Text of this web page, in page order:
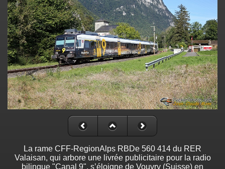
La rame CFF-RegionAlps RBDe 560 414 du RER
Valaisan, qui arbore une livrée publicitaire pour la radio
bilingue "Canal 9", s’éloigne de Vouvry (Suisse) en